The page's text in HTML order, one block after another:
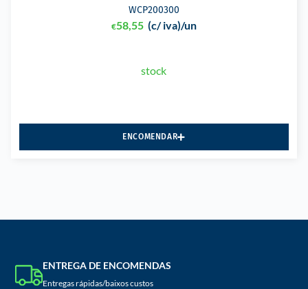
WCP200300
€58,55 (c/ iva)/un
stock
ENCOMENDAR
ENTREGA DE ENCOMENDAS
Entregas rápidas/baixos custos